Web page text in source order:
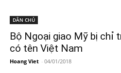
DÂN CHỦ
Bộ Ngoại giao Mỹ bị chỉ
có tên Việt Nam
Hoang Viet - 04/01/2018